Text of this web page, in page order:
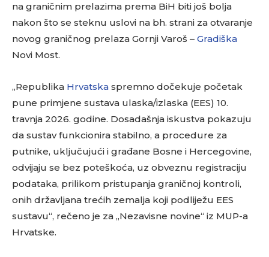
na graničnim prelazima prema BiH biti još bolja
nakon što se steknu uslovi na bh. strani za otvaranje
novog graničnog prelaza Gornji Varoš – Gradiška
Novi Most.
„Republika Hrvatska spremno dočekuje početak
pune primjene sustava ulaska/izlaska (EES) 10.
travnja 2026. godine. Dosadašnja iskustva pokazuju
da sustav funkcionira stabilno, a procedure za
putnike, uključujući i građane Bosne i Hercegovine,
odvijaju se bez poteškoća, uz obveznu registraciju
podataka, prilikom pristupanja graničnoj kontroli,
onih državljana trećih zemalja koji podliježu EES
sustavu“, rečeno je za „Nezavisne novine“ iz MUP-a
Hrvatske.